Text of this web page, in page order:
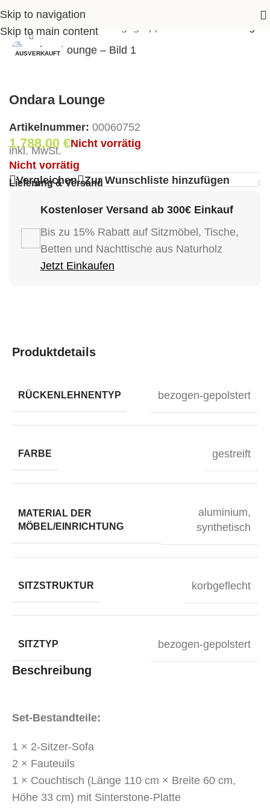
Skip to navigation
Skip to main content
>Shop>Garten>Loungegruppen
AUSVERKAUFT
Klick zum Vergrößern
Ondara Lounge
Artikelnummer: 00060752
1.788,00 €Nicht vorrätig
inkl. MwSt.
Nicht vorrätig
Vergleichen
Zur Wunschliste hinzufügen
Lieferung & Versand
Kostenloser Versand ab 300€ Einkauf
Bis zu 15% Rabatt auf Sitzmöbel, Tische,
Betten und Nachttische aus Naturholz
Jetzt Einkaufen
Produktdetails
RÜCKENLEHNENTYP bezogen-gepolstert
FARBE gestreift
MATERIAL DER
MÖBEL/EINRICHTUNG
aluminium,
synthetisch
SITZSTRUKTUR korbgeflecht
SITZTYP bezogen-gepolstert
Beschreibung
Set-Bestandteile:
1 × 2-Sitzer-Sofa
2 × Fauteuils
1 × Couchtisch (Länge 110 cm × Breite 60 cm,
Höhe 33 cm) mit Sinterstone-Platte